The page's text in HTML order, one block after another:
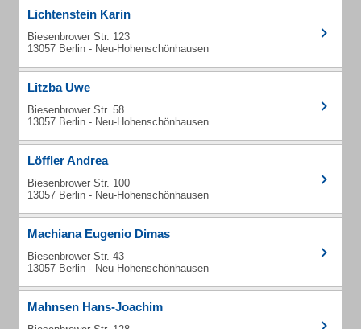
Lichtenstein Karin
Biesenbrower Str. 123
13057 Berlin - Neu-Hohenschönhausen
Litzba Uwe
Biesenbrower Str. 58
13057 Berlin - Neu-Hohenschönhausen
Löffler Andrea
Biesenbrower Str. 100
13057 Berlin - Neu-Hohenschönhausen
Machiana Eugenio Dimas
Biesenbrower Str. 43
13057 Berlin - Neu-Hohenschönhausen
Mahnsen Hans-Joachim